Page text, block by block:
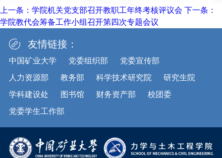
上一条： 学院机关党支部召开教职工年终考核评议会 下一条：
学院教代会筹备工作小组召开第四次专题会议
友情链接：
中国矿业大学 党委组织部
党委宣传部
人力资源部
教务部 科学技术研究院
研究生院
学科建设处
图书馆 财务资产部
校团委
党委学生工作部